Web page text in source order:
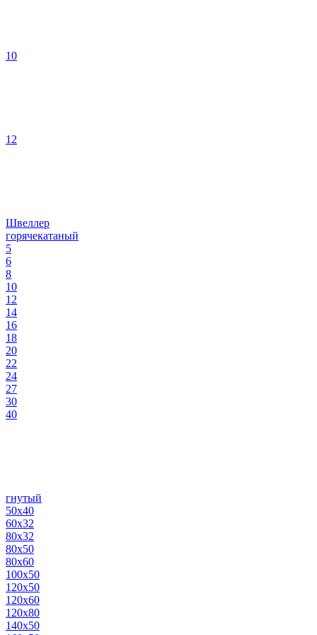
10
12
Швеллер
горячекатаный
5
6
8
10
12
14
16
18
20
22
24
27
30
40
гнутый
50х40
60х32
80х32
80х50
80х60
100х50
120х50
120х60
120х80
140х50